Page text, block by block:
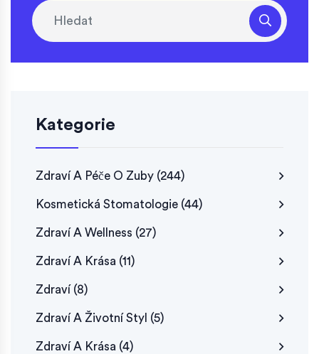
Kategorie
Zdraví A Péče O Zuby (244)
Kosmetická Stomatologie (44)
Zdraví A Wellness (27)
Zdraví A Krása (11)
Zdraví (8)
Zdraví A Životní Styl (5)
Zdraví A Krása (4)